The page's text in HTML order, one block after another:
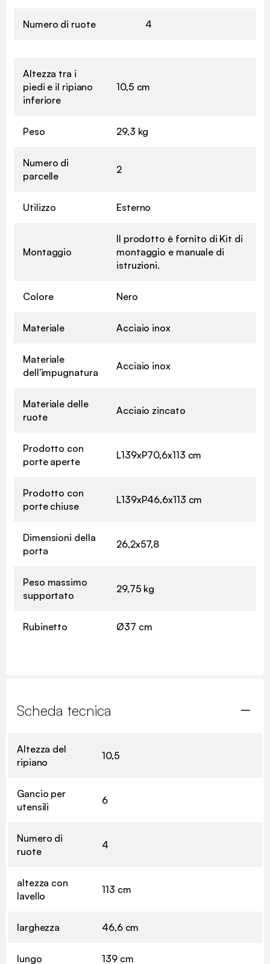
Numero di ruote 4
Altezza tra i
piedi e il ripiano
inferiore
10,5 cm
Peso 29,3 kg
Numero di
parcelle
2
Utilizzo Esterno
Montaggio
Il prodotto è fornito di Kit di
montaggio e manuale di
istruzioni.
Colore Nero
Materiale Acciaio inox
Materiale
dell'impugnatura
Acciaio inox
Materiale delle
ruote
Acciaio zincato
Prodotto con
porte aperte
L139xP70,6x113 cm
Prodotto con
porte chiuse
L139xP46,6x113 cm
Dimensioni della
porta
26,2x57,8
Peso massimo
supportato
29,75 kg
Rubinetto Ø37 cm
Scheda tecnica
Altezza del
ripiano
10,5
Gancio per
utensili
6
Numero di
ruote
4
altezza con
lavello
113 cm
larghezza 46,6 cm
lungo 139 cm